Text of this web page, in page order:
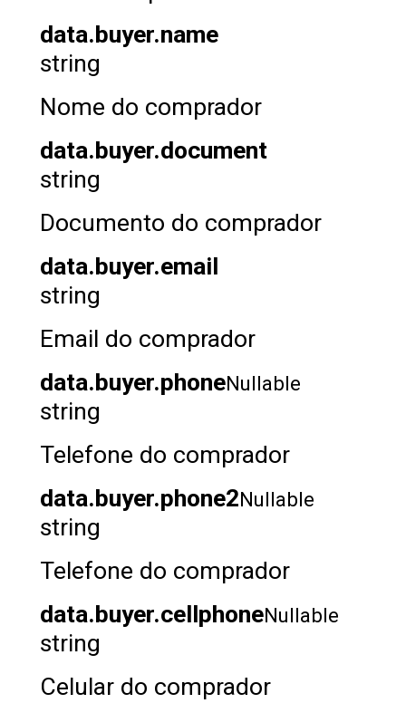
data.buyer.name
string
Nome do comprador
data.buyer.document
string
Documento do comprador
data.buyer.email
string
Email do comprador
data.buyer.phoneNullable
string
Telefone do comprador
data.buyer.phone2Nullable
string
Telefone do comprador
data.buyer.cellphoneNullable
string
Celular do comprador